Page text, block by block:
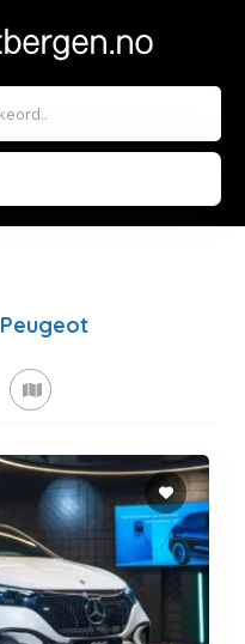
Peugeot